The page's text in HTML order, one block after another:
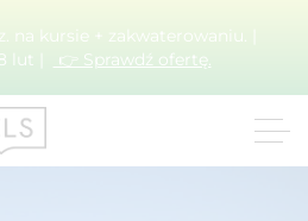
na kursie + zakwaterowaniu. |
lut |
👉 Sprawdź ofertę.